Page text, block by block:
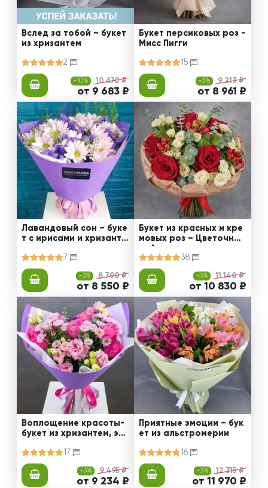
Вслед за тобой – букет
из хризантем
2
-10% 10 670 ₽
от 9 683 ₽
Букет персиковых роз -
Мисс Пигги
15
-3% 9 213 ₽
от 8 961 ₽
Лавандовый сон – буке
т с ирисами и хризанте
7
-3% 8 790 ₽
от 8 550 ₽
Букет из красных и кре
мовых роз – Цветочный
38
-3% 11 140 ₽
от 10 830 ₽
Воплощение красоты-
букет из хризантем, эус
17
-3% 9 495 ₽
от 9 234 ₽
Приятные эмоции – бук
ет из альстромерии
16
-3% 12 315 ₽
от 11 970 ₽